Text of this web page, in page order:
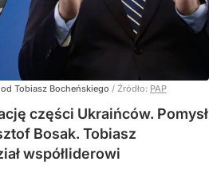
Tobiasz Bocheńskiego / Źródło: PAP
części Ukraińców. Pomysł
Bosak. Tobiasz
współliderowi